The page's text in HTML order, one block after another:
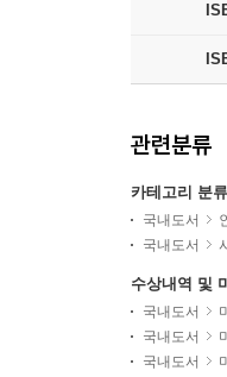
관련분류
카테고리 분류
국내도서
국내도서
수상내역 및
국내도서
국내도서
국내도서